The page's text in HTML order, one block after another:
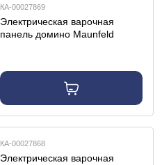
КА-00027869
Электрическая варочная
панель домино Maunfeld
КА-00027868
Электрическая варочная